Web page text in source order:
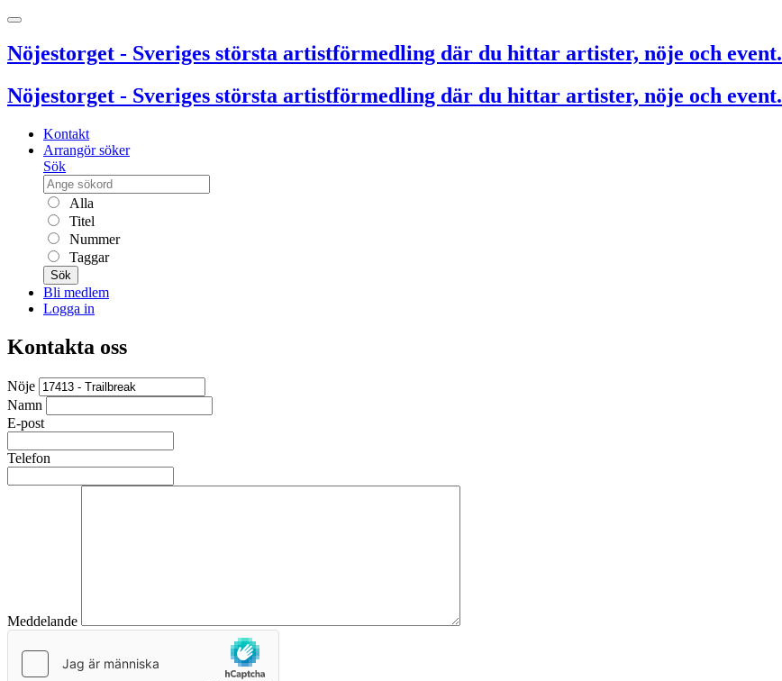
Nöjestorget - Sveriges största artistförmedling där du hittar artister, nöje och event.
Nöjestorget - Sveriges största artistförmedling där du hittar artister, nöje och event.
Kontakt
Arrangör söker
Sök
Alla
Titel
Nummer
Taggar
Sök
Bli medlem
Logga in
Kontakta oss
Nöje
Namn
E-post
Telefon
Meddelande